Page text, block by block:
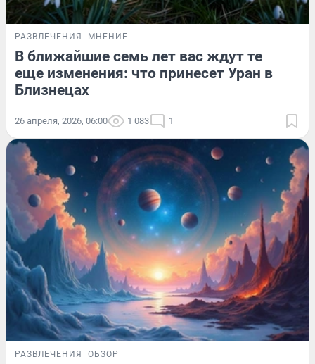
РАЗВЛЕЧЕНИЯ МНЕНИЕ
В ближайшие семь лет вас ждут те
еще изменения: что принесет Уран в
Близнецах
26 апреля, 2026, 06:00 1 083 1
РАЗВЛЕЧЕНИЯ ОБЗОР